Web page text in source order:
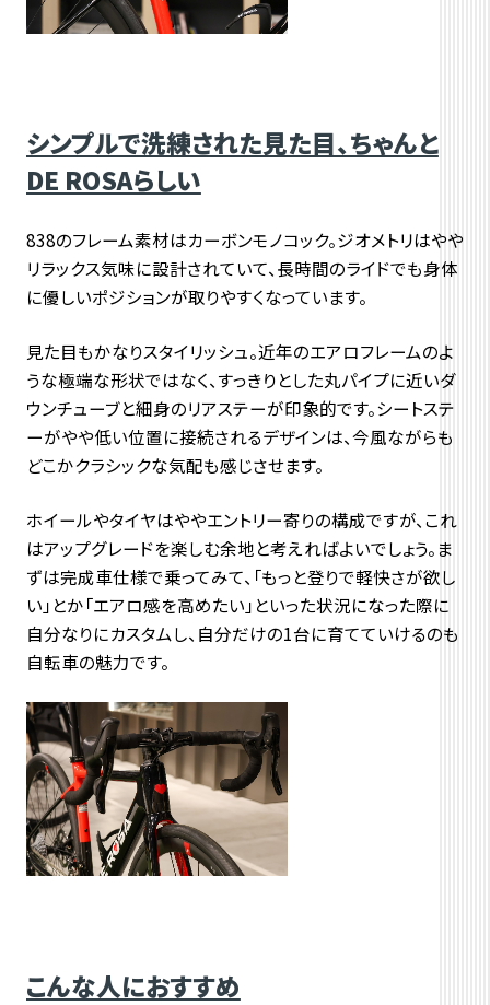
シンプルで洗練された見た目、ちゃんと
DE ROSAらしい
838のフレーム素材はカーボンモノコック。ジオメトリはやや
リラックス気味に設計されていて、 長時間のライドでも身体
に優しいポジションが取りやすくなっています。
見た目もかなりスタイリッシュ。近年のエアロフレームのよ
うな極端な形状ではなく、 すっきりとした丸パイプに近いダ
ウンチューブと細身のリアステーが印象的です。シートステ
ーがやや低い位置に接続されるデザインは、今風ながらも
どこかクラシックな気配も感じさせます。
ホイールやタイヤはややエントリー寄りの構成ですが、 これ
はアップグレードを楽しむ余地と考えればよいでしょう。ま
ずは完成車仕様で乗ってみて、「もっと登りで軽快さが欲し
い」 とか「エアロ感を高めたい」といった状況になった際に
自分なりにカスタムし、自分だけの1台に育てていけるのも
自転車の魅力です。
こんな人におすすめ